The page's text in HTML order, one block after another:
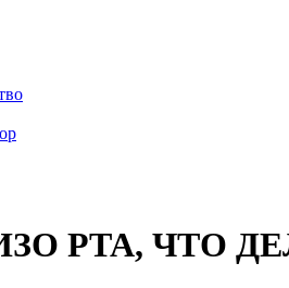
РТА, ЧТО